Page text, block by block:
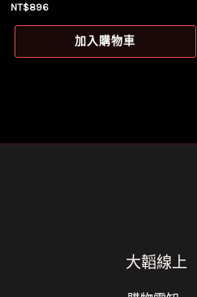
NT$896
加入購物車
大韜線上